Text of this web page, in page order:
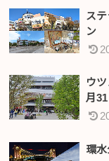
ス
ン
ウ
月31
環